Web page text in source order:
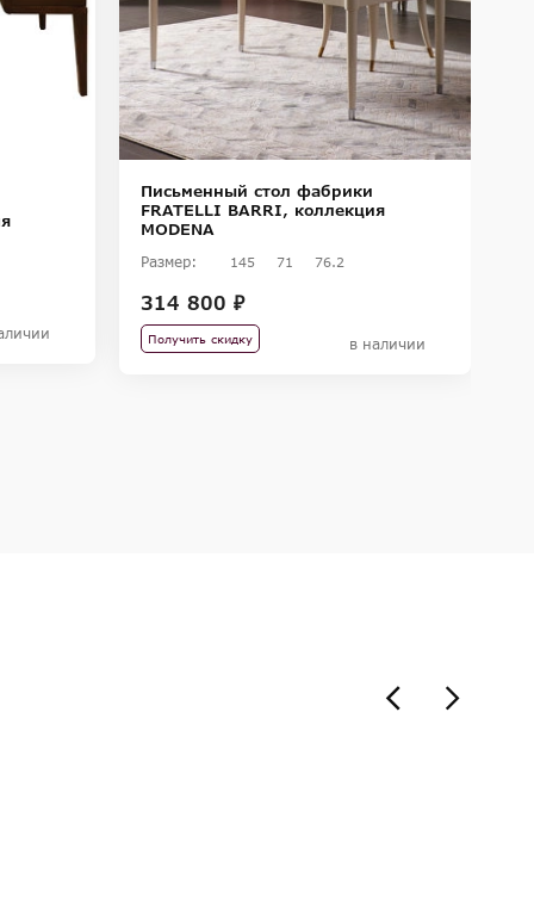
Письменный стол фабрики
FRATELLI BARRI, коллекция
MODENA
Размер: 145 71 76.2
314 800 ₽
Получить скидку в наличии